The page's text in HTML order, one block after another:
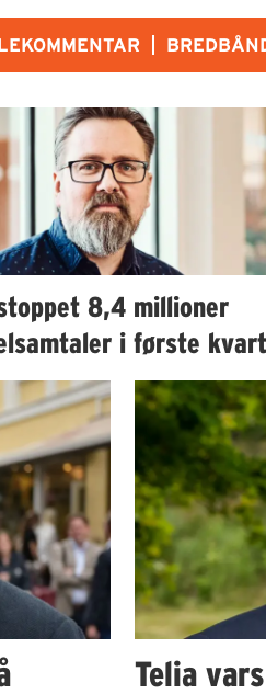
8,4 millioner
i første
Telia